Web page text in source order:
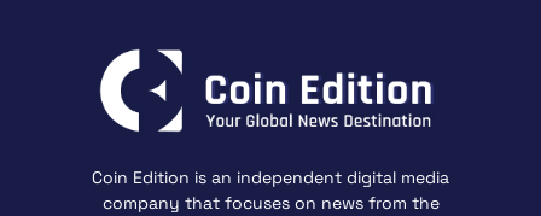
Coin Edition is an independent digital media
company that focuses on news from the